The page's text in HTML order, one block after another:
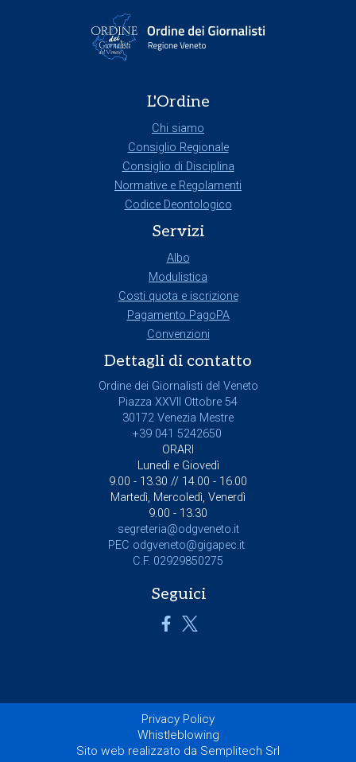
L'Ordine
Chi siamo
Consiglio Regionale
Consiglio di Disciplina
Normative e Regolamenti
Codice Deontologico
Servizi
Albo
Modulistica
Costi quota e iscrizione
Pagamento PagoPA
Convenzioni
Dettagli di contatto
Ordine dei Giornalisti del Veneto
Piazza XXVII Ottobre 54
30172 Venezia Mestre
+39 041 5242650
ORARI
Lunedì e Giovedì
9.00 - 13.30 // 14.00 - 16.00
Martedì, Mercoledì, Venerdì
9.00 - 13.30
segreteria@odgveneto.it
PEC odgveneto@gigapec.it
C.F. 02929850275
Seguici
Privacy Policy
Whistleblowing
Sito web realizzato da Semplitech Srl